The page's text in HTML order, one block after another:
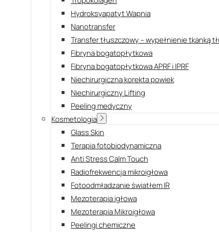
Hydroksyapatyt Wapnia
Nanotransfer
Transfer tłuszczowy – wypełnienie tkanką
Fibryna bogatopłytkowa
Fibryna bogatopłytkowa APRF i IPRF
Niechirurgiczna korekta powiek
Niechirurgiczny Lifting
Peeling medyczny
Kosmetologia
Glass Skin
Terapia fotobiodynamiczna
Anti Stress Calm Touch
Radiofrekwencja mikroigłowa
Fotoodmładzanie światłem IR
Mezoterapia igłowa
Mezoterapia Mikroigłowa
Peelingi chemiczne